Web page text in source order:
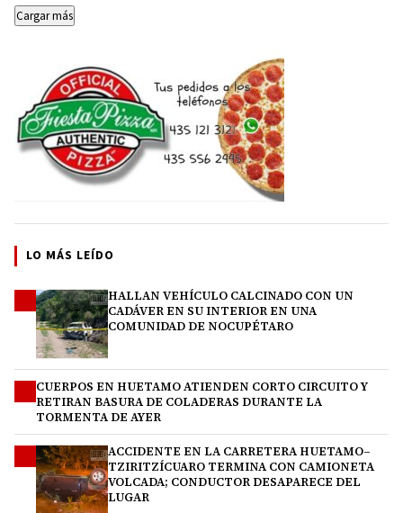
Cargar más
LO MÁS LEÍDO
HALLAN VEHÍCULO CALCINADO CON UN
CADÁVER EN SU INTERIOR EN UNA
COMUNIDAD DE NOCUPÉTARO
CUERPOS EN HUETAMO ATIENDEN CORTO CIRCUITO Y
RETIRAN BASURA DE COLADERAS DURANTE LA
TORMENTA DE AYER
ACCIDENTE EN LA CARRETERA HUETAMO–
TZIRITZÍCUARO TERMINA CON CAMIONETA
VOLCADA; CONDUCTOR DESAPARECE DEL
LUGAR